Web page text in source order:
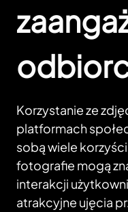
Korzystanie ze
platformach
sobą wiele
fotografie mogą
interakcji
atrakcyjne ujęcia